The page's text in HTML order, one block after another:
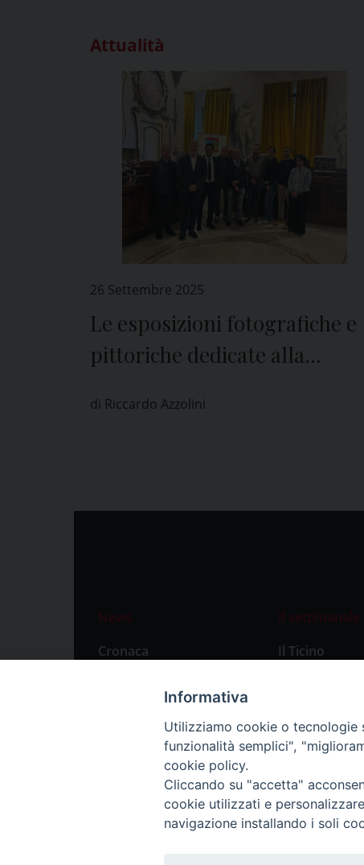
Attualità
26 Settembre 2025
Le esposizioni fotografiche e
pittoriche dedicate alla
di Riccardo Azzolini
News
Cronaca
Primo Piano
Il settimanale
Il Ticino
Informativa
Utilizziamo cookie o tecnologie
funzionalità semplici",
cookie policy.
Cliccando su "accetta"
cookie utilizzati e
navigazione installando i soli